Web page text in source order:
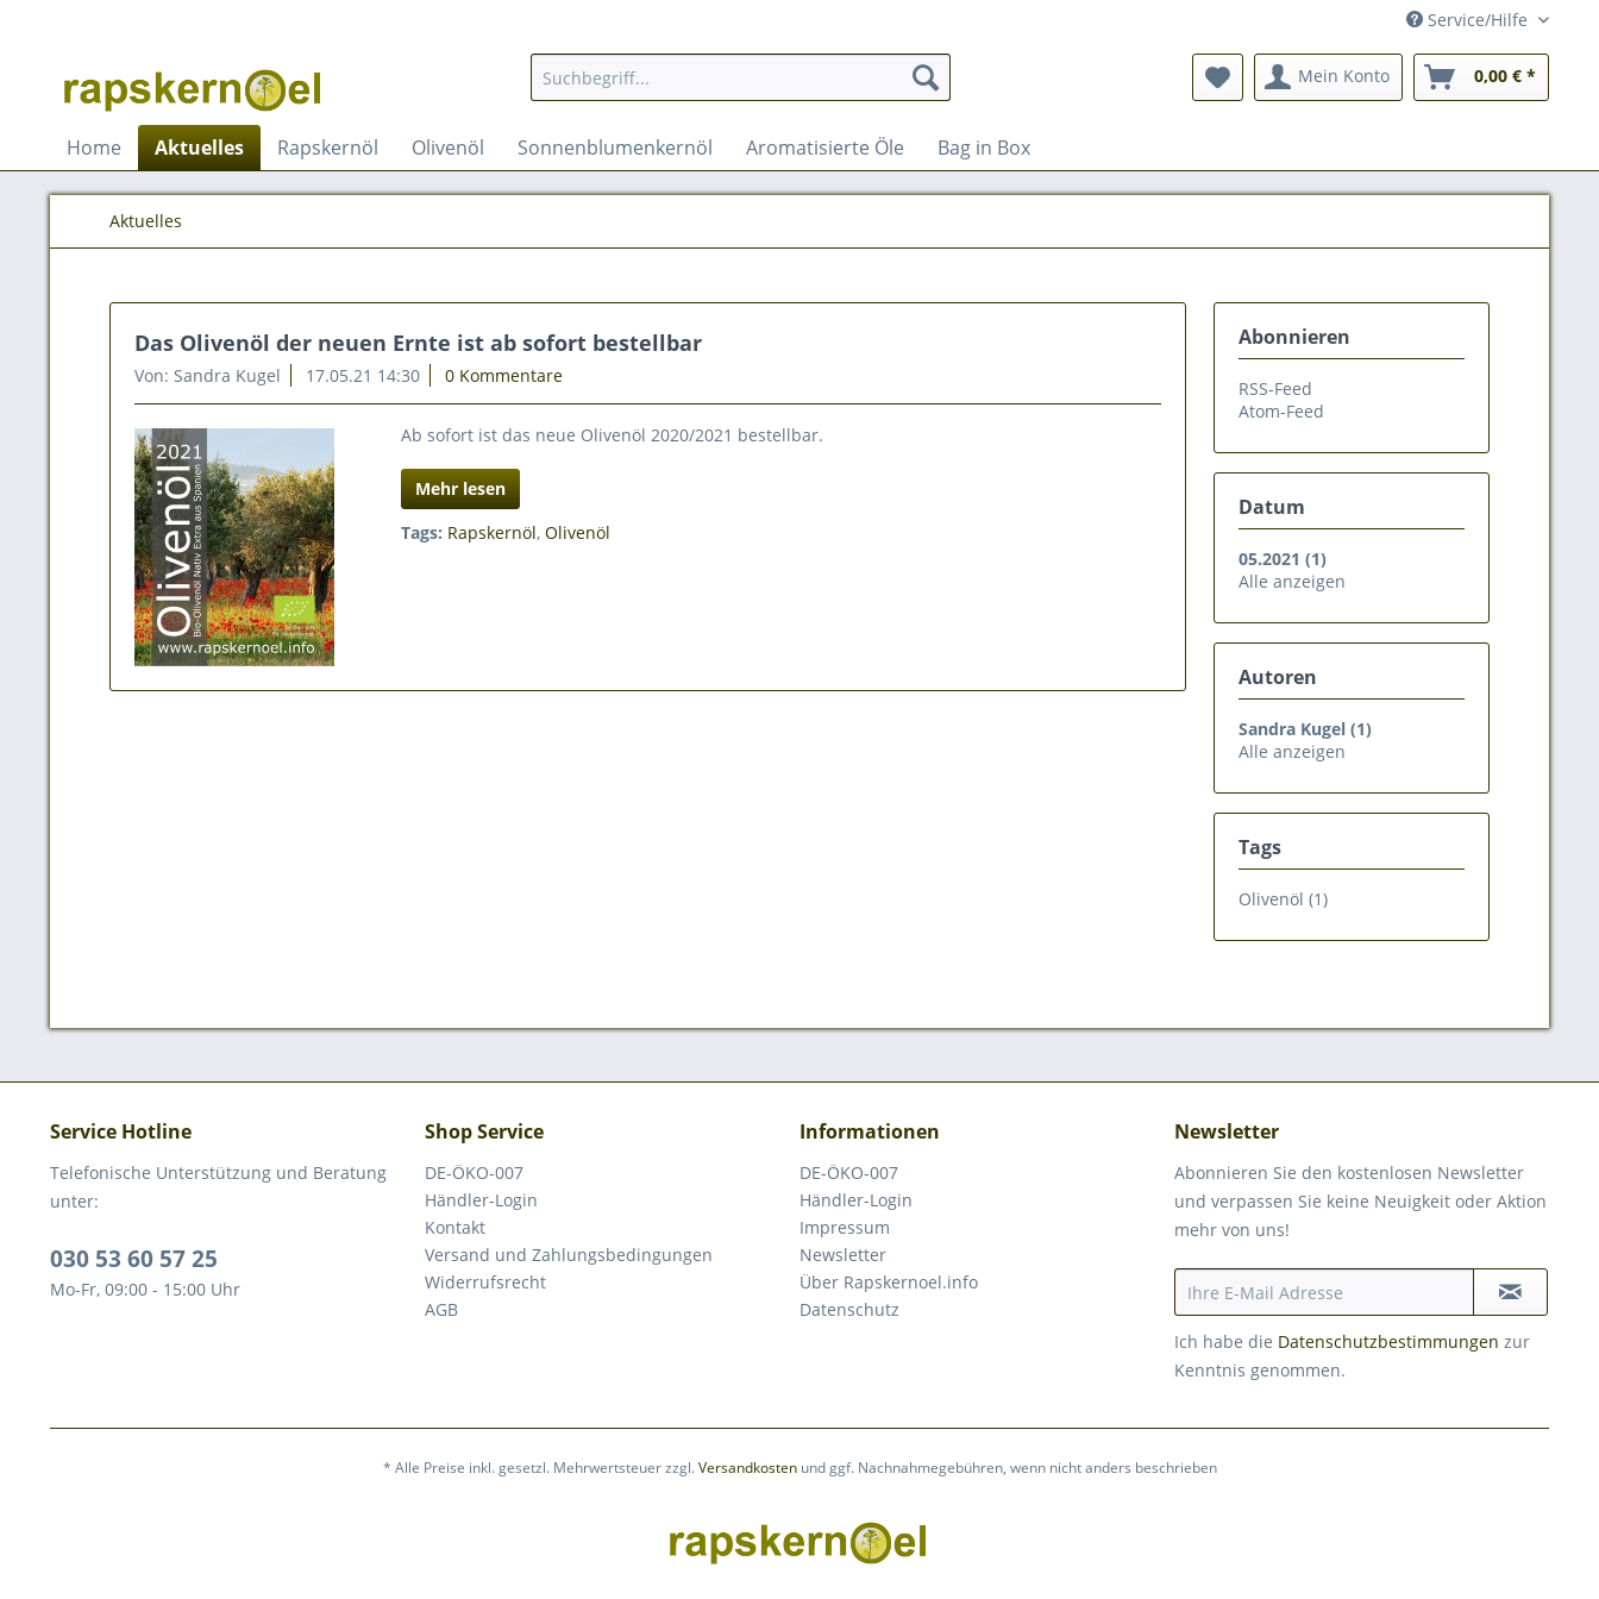
Service/Hilfe
Mein Konto 0,00 € *
Home Aktuelles Rapskernöl Olivenöl Sonnenblumenkernöl Aromatisierte Öle Bag in Box
Aktuelles
Abonnieren
RSS-Feed
Atom-Feed
Datum
05.2021 (1)
Alle anzeigen
Autoren
Sandra Kugel (1)
Alle anzeigen
Tags
Olivenöl (1)
Das Olivenöl der neuen Ernte ist ab sofort bestellbar
Von: Sandra Kugel 17.05.21 14:30 0 Kommentare
Ab sofort ist das neue Olivenöl 2020/2021 bestellbar.
Mehr lesen
Tags: Rapskernöl,Olivenöl
Service Hotline
Telefonische Unterstützung und Beratung
unter:
030 53 60 57 25
Mo-Fr, 09:00 - 15:00 Uhr
Shop Service
DE-ÖKO-007
Händler-Login
Kontakt
Versand und Zahlungsbedingungen
Widerrufsrecht
AGB
Informationen
DE-ÖKO-007
Händler-Login
Impressum
Newsletter
Über Rapskernoel.info
Datenschutz
Newsletter
Abonnieren Sie den kostenlosen Newsletter
und verpassen Sie keine Neuigkeit oder Aktion
mehr von uns!
Ich habe die Datenschutzbestimmungen zur
Kenntnis genommen.
* Alle Preise inkl. gesetzl. Mehrwertsteuer zzgl.Versandkostenund ggf. Nachnahmegebühren, wenn nicht anders beschrieben